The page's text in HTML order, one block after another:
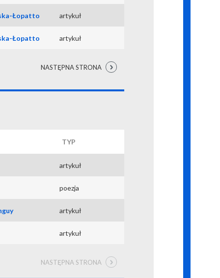
Łopatto artykuł
Łopatto artykuł
NASTĘPNA STRONA
TYP
artykuł
poezja
artykuł
artykuł
NASTĘPNA STRONA